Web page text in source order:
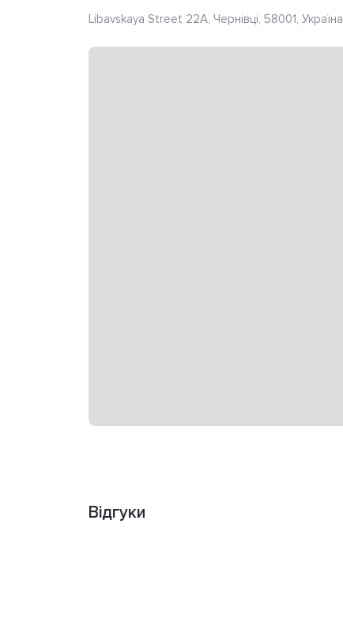
Libavskaya Street 22A, Чернівці, 58001, Україна
Відгуки